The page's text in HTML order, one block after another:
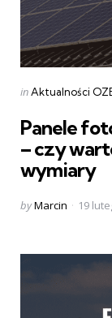
Categories
Posted
inAktualności
Panele
– czy
wymiary
Posted
byMarcin 19